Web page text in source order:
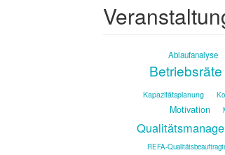
Ablaufanalyse
Betriebsräte
Kapazitätsplanung
Motivation
REFA-